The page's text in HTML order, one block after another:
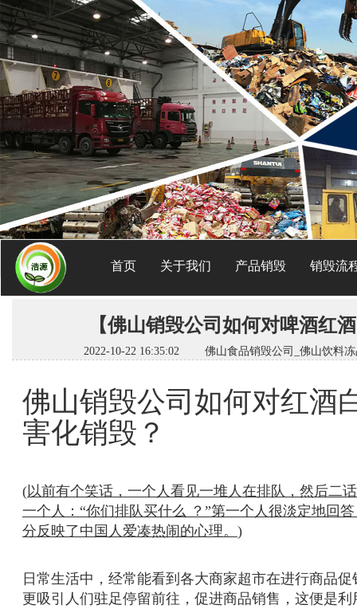
首页 关于我们 产品销毁 销毁流
【佛山销毁公司如何对啤酒红
2022-10-22 16:35:02 佛山食品销毁公司_佛山饮
佛山销毁公司如何对红酒
害化销毁？
(以前有个笑话，一个人看见一堆人在排队，然后二
一个人：“你们排队买什么 ？”第一个人很淡定地回
分反映了中国人爱凑热闹的心理。 )
日常生活中，经常能看到各大商家超市在进行商品
更吸引人们驻足停留前往，促进商品销售 ，这便是